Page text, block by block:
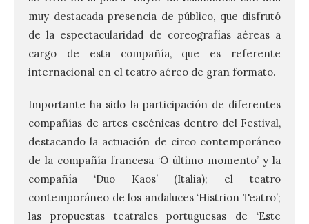
muy destacada presencia de público, que disfrutó
de la espectacularidad de coreografías aéreas a
cargo de esta compañía, que es referente
internacional en el teatro aéreo de gran formato.
Importante ha sido la participación de diferentes
compañías de artes escénicas dentro del Festival,
destacando la actuación de circo contemporáneo
de la compañía francesa ‘O último momento’ y la
compañía ‘Duo Kaos’ (Italia); el teatro
contemporáneo de los andaluces ‘Histrion Teatro’;
las propuestas teatrales portuguesas de ‘Este